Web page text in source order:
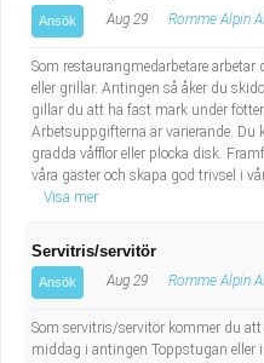
Ansök Aug 29 Romme Alpin
Som restaurangmedarbetare arbetar
eller grillar. Antingen så åker du
gillar du att ha fast mark under
Arbetsuppgifterna är varierande. Du
grädda våfflor eller plocka disk.
våra gäster och skapa god trivsel i
Visa mer
Servitris/servitör
Ansök Aug 29 Romme Alpin
Som servitris/servitör kommer du
middag i antingen Toppstugan eller i